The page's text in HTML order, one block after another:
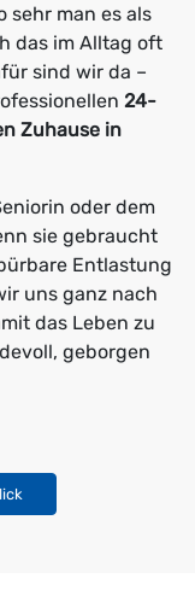
sehr man es als
das im Alltag oft
sind wir da –
24-
Zuhause in
oder dem
sie gebraucht
Entlastung
uns ganz nach
das Leben zu
geborgen